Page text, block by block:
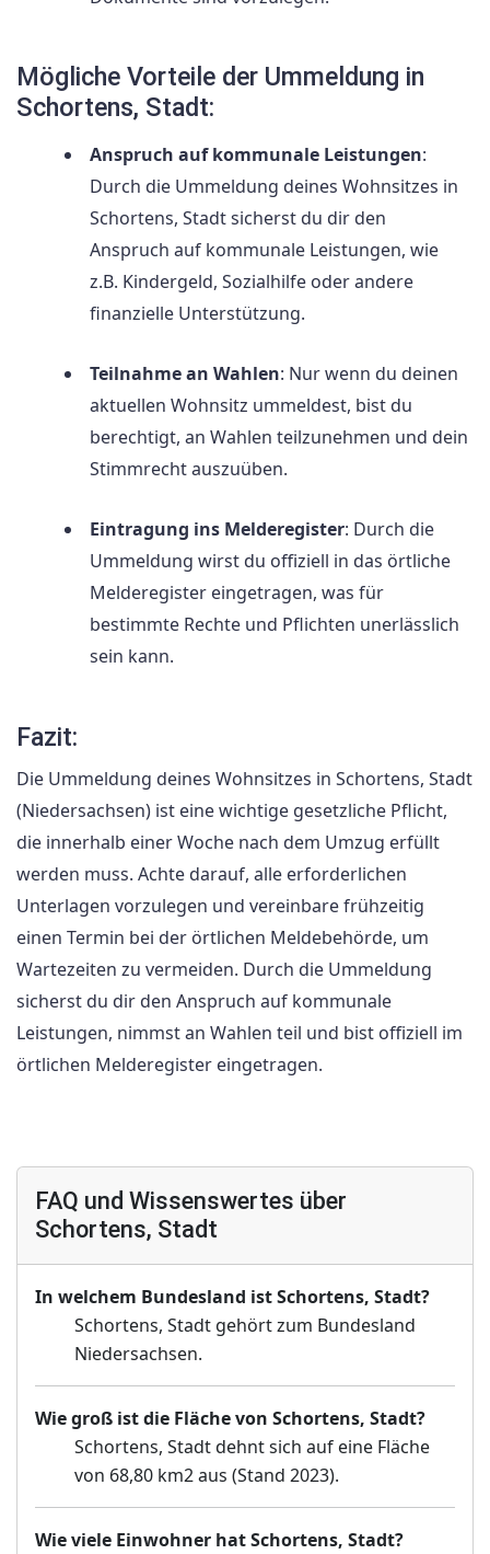
Mögliche Vorteile der Ummeldung in
Schortens, Stadt:
Anspruch auf kommunale Leistungen:
Durch die Ummeldung deines Wohnsitzes in
Schortens, Stadt sicherst du dir den
Anspruch auf kommunale Leistungen, wie
z.B. Kindergeld, Sozialhilfe oder andere
finanzielle Unterstützung.
Teilnahme an Wahlen: Nur wenn du deinen
aktuellen Wohnsitz ummeldest, bist du
berechtigt, an Wahlen teilzunehmen und dein
Stimmrecht auszuüben.
Eintragung ins Melderegister: Durch die
Ummeldung wirst du offiziell in das örtliche
Melderegister eingetragen, was für
bestimmte Rechte und Pflichten unerlässlich
sein kann.
Fazit:
Die Ummeldung deines Wohnsitzes in Schortens, Stadt
(Niedersachsen) ist eine wichtige gesetzliche Pflicht,
die innerhalb einer Woche nach dem Umzug erfüllt
werden muss. Achte darauf, alle erforderlichen
Unterlagen vorzulegen und vereinbare frühzeitig
einen Termin bei der örtlichen Meldebehörde, um
Wartezeiten zu vermeiden. Durch die Ummeldung
sicherst du dir den Anspruch auf kommunale
Leistungen, nimmst an Wahlen teil und bist offiziell im
örtlichen Melderegister eingetragen.
FAQ und Wissenswertes über
Schortens, Stadt
In welchem Bundesland ist Schortens, Stadt?
Schortens, Stadt gehört zum Bundesland
Niedersachsen.
Wie groß ist die Fläche von Schortens, Stadt?
Schortens, Stadt dehnt sich auf eine Fläche
von 68,80 km2 aus (Stand 2023).
Wie viele Einwohner hat Schortens, Stadt?